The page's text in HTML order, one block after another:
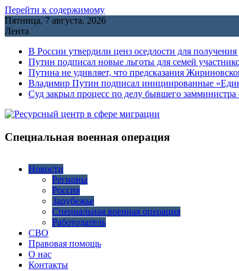
Перейти к содержимому
Пятница, 7 августа, 2026
Лента
В России утвердили ценз оседлости для
Путин подписал новые льготы для семей
Путина не удивляет, что предсказания
Владимир Путин подписал инициированные
Cуд закрыл процесс по делу бывшего
Специальная военная операция
Новости
Регионы
Россия
Зарубежье
Специальная военная операция
Работодатель
СВО
Правовая помощь
О нас
Контакты